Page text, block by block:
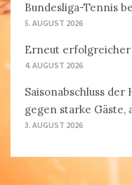
Bundesliga-Tennis
5. AUGUST 2026
Erneut erfolgreicher
4. AUGUST 2026
Saisonabschluss
gegen starke Gäste,
3. AUGUST 2026